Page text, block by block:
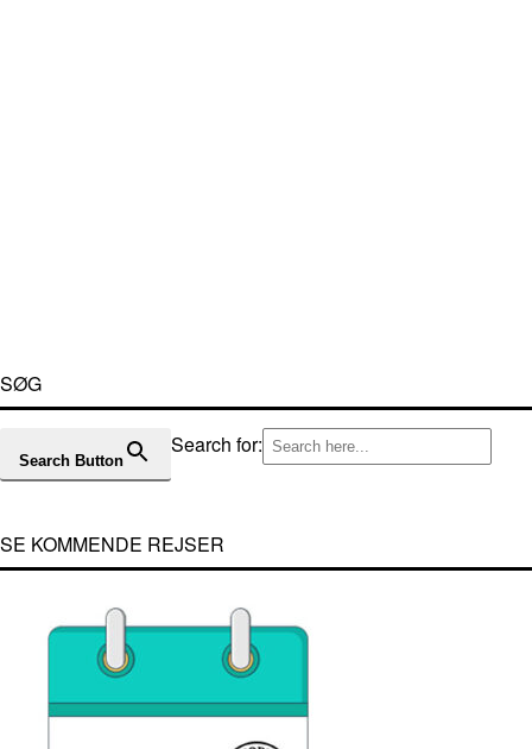
SØG
Search for:
Search Button
SE KOMMENDE REJSER